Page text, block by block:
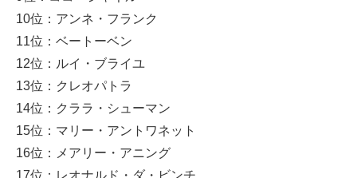
10位：アンネ・フランク
11位：ベートーベン
12位：ルイ・ブライユ
13位：クレオパトラ
14位：クララ・シューマン
15位：マリー・アントワネット
16位：メアリー・アニング
17位：レオナルド・ダ・ビンチ